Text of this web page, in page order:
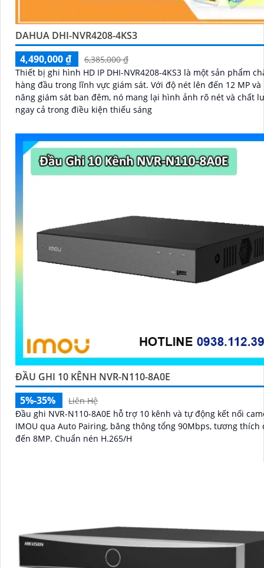
DAHUA DHI-NVR4208-4KS3
4,490,000 ₫
6,385,000 ₫
Thiết bị ghi hình HD IP DHI-NVR4208-4KS3 là một sản phẩm
hàng đầu trong lĩnh vực giám sát. Với độ nét lên đến 12 MP và khả
năng giám sát ban đêm, nó mang lại hình ảnh rõ nét và chất
ngay cả trong điều kiện thiếu sáng
ĐẦU GHI 10 KÊNH NVR-N110-8A0E
5%-35%
Liên Hệ
Đầu ghi NVR-N110-8A0E hỗ trợ 10 kênh và tự động kết nối
IMOU qua Auto Pairing, băng thông tổng 90Mbps, tương thích
đến 8MP. Chuẩn nén H.265/H